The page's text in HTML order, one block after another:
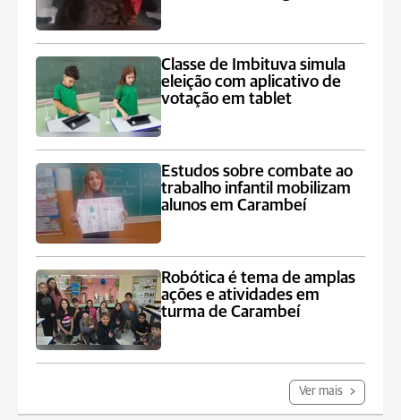
Classe de Imbituva simula
eleição com aplicativo de
votação em tablet
Estudos sobre combate ao
trabalho infantil mobilizam
alunos em Carambeí
Robótica é tema de amplas
ações e atividades em
turma de Carambeí
Ver mais